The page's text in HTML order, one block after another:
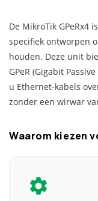
De MikroTik GPeRx4
specifiek ontworpen
houden. Deze unit
GPeR (Gigabit
u Ethernet-kabels
zonder een wirwar
Waarom kiezen